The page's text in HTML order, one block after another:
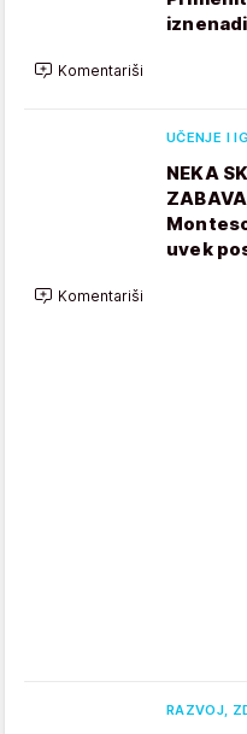
Komentariši
UČENJE I
NEKA
uvek
Komentariši
RAZVOJ,